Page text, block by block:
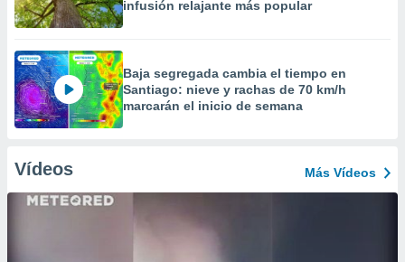
infusión relajante más popular
Baja segregada cambia el tiempo en
Santiago: nieve y rachas de 70 km/h
marcarán el inicio de semana
Vídeos Más Vídeos